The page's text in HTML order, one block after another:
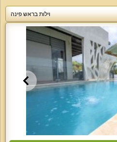
וילות בראש פינה